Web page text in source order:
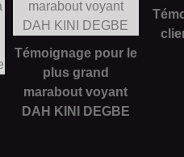
Témoignage pour le
plus grand
marabout voyant
DAH KINI DEGBE